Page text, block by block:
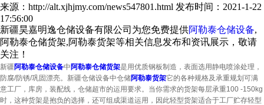
来源：http://alt.xjhjmy.com/news547801.html 发布时间：2021-1-22
17:56:00
新疆昊嘉明逸仓储设备有限公司为您免费提供阿勒泰仓储设备,
阿勒泰仓储货架,阿勒泰货架等相关信息发布和资讯展示，敬请
关注！
新疆 阿勒泰仓储设备中 阿勒泰仓储货架是用优质钢板制造，表面选用静电喷涂处理，
防腐/防锈/巩固漂亮。新疆仓储设备中仓储阿勒泰货架它的各种规格及承重规划可满
意工厂，库房，装配线，仓储超市的运用要求。当你需求的货架每层承重100 -150kg
时，这种货架是抱负的选择，还可组成渠道运用，因此轻型货架适合于工厂贮存轻型